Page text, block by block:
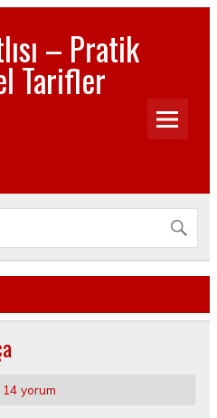
– Pratik
Tarifler
Pasta- Yemek- Kurabiye-
14 yorum